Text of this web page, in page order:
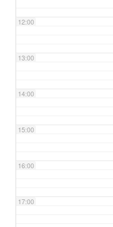
12:00
13:00
14:00
15:00
16:00
17:00